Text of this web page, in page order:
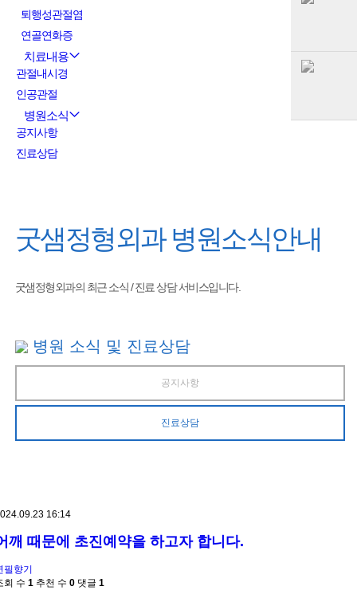
퇴행성관절염
연골연화증
치료내용
관절내시경
인공관절
병원소식
공지사항
진료상담
굿샘정형외과병원소식안내
굿샘정형외과의 최근 소식 / 진료 상담 서비스입니다.
병원 소식 및 진료상담
공지사항
진료상담
16:14
깨 때문에 초진예약을 하고자 합니다.
필향기
회 수 1 추천 수 0 댓글 1